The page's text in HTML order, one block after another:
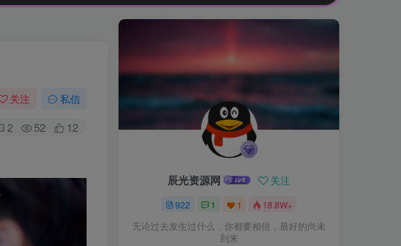
关注 私信
2 52 12
辰光资源网 关注
922 1 1 18.8W+
无论过去发生过什么，你都要相信，最好的尚未
到来